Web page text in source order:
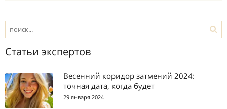
Статьи экспертов
Весенний коридор затмений 2024:
точная дата, когда будет
29 января 2024